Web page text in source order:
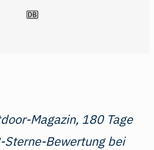
Magazin, 180 Tage
Sterne-Bewertung bei